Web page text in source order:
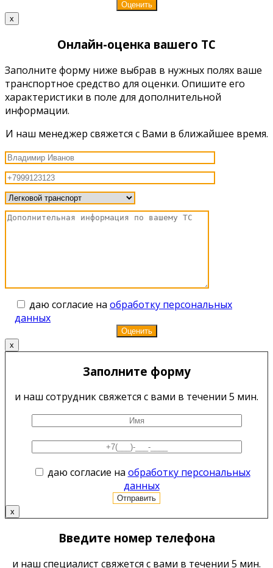
x
Онлайн-оценка вашего ТС
Заполните форму ниже выбрав в нужных полях ваше
транспортное средство для оценки. Опишите его
характеристики в поле для дополнительной
информации.
И наш менеджер свяжется с Вами в ближайшее время.
даю согласие на обработку персональных
данных
x
Заполните форму
и наш сотрудник свяжется с вами в течении 5 мин.
даю согласие на обработку персональных
данных
x
Введите номер телефона
и наш специалист свяжется с вами в течении 5 мин.